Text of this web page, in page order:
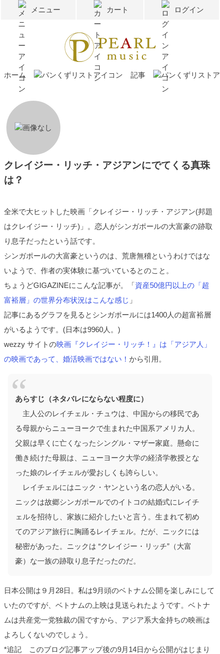
メニュー カート ログイン
ホーム 記事
クレイジー・リッチ・アジアンにでてくる真珠
は？
全米で大ヒットした映画「クレイジー・リッチ・アジアン(邦題
はクレイジー・リッチ)」。恋人がシンガポールの大富豪の跡取
り息子だったという話です。
シンガポールの大富豪というのは、荒唐無稽というわけではな
いようで、作者の実体験に基づいているとのこと。
ちょうどGIGAZINEにこんな記事が。「資産50億円以上の「超
富裕層」の世界分布状況はこんな感じ 」
記事にあるグラフを見るとシンガポールには1400人の超富裕層
がいるようです。(日本は9960人。)
wezzy サイトの映画『クレイジー・リッチ！』は「アジア人」
の映画であって、婚活映画ではない！ から引用。
あらすじ（ネタバレにならない程度に）
主人公のレイチェル・チュウは、中国からの移民であ
る母親からニューヨークで生まれた中国系アメリカ人。
父親は早くに亡くなったシングル・マザー家庭。懸命に
働き続けた母親は、ニューヨーク大学の経済学教授とな
った娘のレイチェルが愛おしくも誇らしい。
レイチェルにはニック・ヤンという名の恋人がいる。
ニックは故郷シンガポールでのイトコの結婚式にレイチ
ェルを招待し、家族に紹介したいと言う。生まれて初め
てのアジア旅行に胸踊るレイチェル。だが、ニックには
秘密があった。ニックは “クレイジー・リッチ”（大富
豪）な一族の跡取り息子だったのだ。
日本公開は９月28日。私は9月頭のベトナム公開を楽しみにして
いたのですが、ベトナムの上映は見送られたようです。ベトナ
ムは共産党一党独裁の国ですから、アジア系大金持ちの映画は
よろしくないのでしょう。
*追記 このブログ記事アップ後の9月14日から公開がはじまり